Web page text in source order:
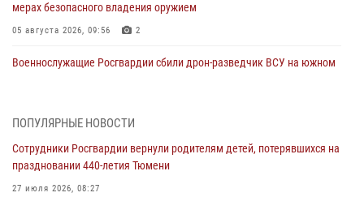
мерах безопасного владения оружием
05 августа 2026, 09:56 2
Военнослужащие Росгвардии сбили дрон-разведчик ВСУ на южном
масштабных спортивных событий на Урале
05 августа 2026, 05:22
ПОПУЛЯРНЫЕ НОВОСТИ
Сотрудники Росгвардии вернули родителям детей, потерявшихся на
праздновании 440-летия Тюмени
27 июля 2026, 08:27